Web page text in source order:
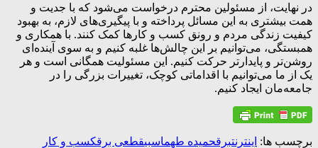
در نهایت، از مسئولین محترم درخواست می‌شود که با جدیت و
همت بیشتری به این مسائل پرداخته و با پیگیری‌های لازم، به بهبود
کیفیت زندگی مردم و رونق کسب و کارها کمک کنند. با همکاری و
همبستگی، می‌توانیم بر این چالش‌ها غلبه کنیم و به سوی آینده‌ای
روشن‌تر و پایدارتر حرکت کنیم. این مسئولیت همگانی است و هر
یک از ما می‌توانیم با اقداماتی کوچک، تغییرات بزرگی را در
جامعه‌مان ایجاد کنیم.
برچسب ها: اینترنتبرقحمیده طهماسبیقطعی برقکسب و کار